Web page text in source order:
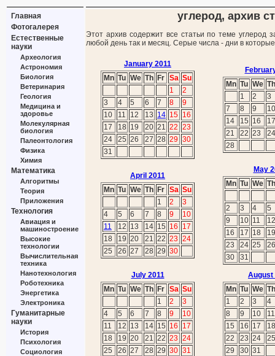
Главная
Фотогалерея
Естественные
науки
Археология
Астрономия
Биология
Ветеринария
Геология
Медицина и
здоровье
Молекулярная
биология
Палеонтология
Физика
Химия
Математика
Алгоритмы
Теория
Приложения
Технология
Авиация и
машиностроение
Высокие
технологии
Вычислительная
техника
Нанотехнология
Роботехника
Энергетика
Электроника
Гуманитарные
науки
История
Психология
Социология
углерод, архив
Этот архив содержит все статьи по теме углерод
любой день так и месяц. Серые числа - дни в
January 2011
Mn Tu We Th Fr Sa Su
1
2
3
4 5 6 7 8
9
10
11 12 13 14 15 16
17
18 19 20 21 22 23
24
25 26 27 28 29 30
31
Mn Tu We Th
1
2
3
7
8 9
10
14
15 16
17
21
22 23
24
28
April 2011
Mn Tu We Th Fr Sa Su
1
2
3
4
5 6 7 8 9
10
11
12 13 14 15 16
17
18
19 20 21 22 23 24
25
26 27 28 29 30
May
Mn Tu We Th
2 3 4
5
9
10 11
12
16
17 18
19
23
24 25
26
30
31
July 2011
Mn Tu We Th Fr Sa Su
1
2
3
4
5 6 7 8 9
10
11
12 13 14 15 16
17
18
19 20 21 22 23 24
25
26 27 28 29 30 31
August
Mn Tu We Th
1
2 3
4
8
9 10
11
15
16 17
18
22
23 24
25
29
30 31